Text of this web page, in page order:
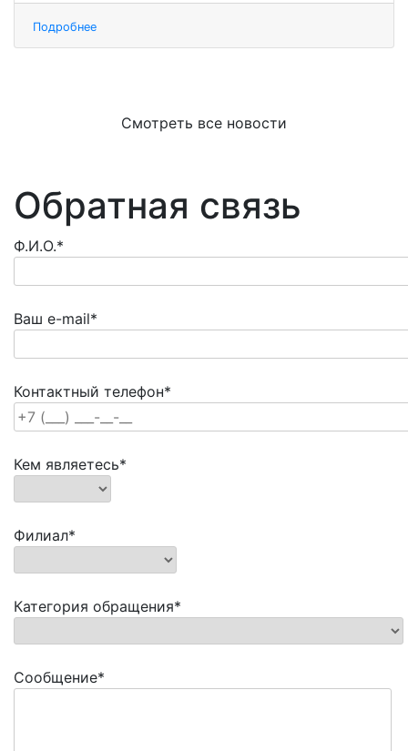
Подробнее
Смотреть все новости
Обратная связь
Ф.И.О.*
Ваш e-mail*
Контактный телефон*
Кем являетесь*
Филиал*
Категория обращения*
Сообщение*